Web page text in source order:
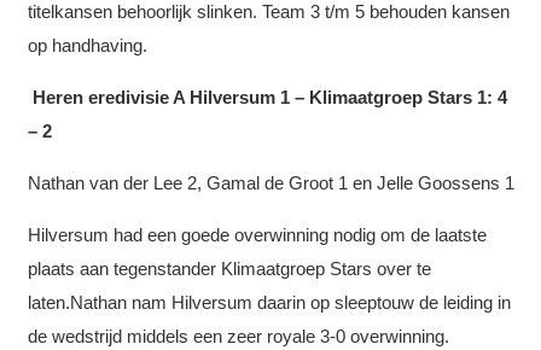
titelkansen behoorlijk slinken. Team 3 t/m 5 behouden kansen
op handhaving.
Heren eredivisie A Hilversum 1 – Klimaatgroep Stars 1: 4
– 2
Nathan van der Lee 2, Gamal de Groot 1 en Jelle Goossens 1
Hilversum had een goede overwinning nodig om de laatste
plaats aan tegenstander Klimaatgroep Stars over te
laten.Nathan nam Hilversum daarin op sleeptouw de leiding in
de wedstrijd middels een zeer royale 3-0 overwinning.